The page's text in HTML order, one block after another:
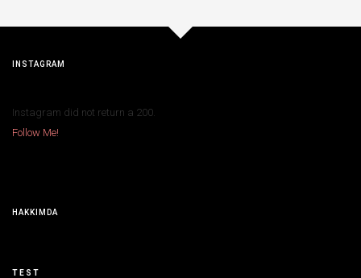
INSTAGRAM
Instagram did not return a 200.
Follow Me!
HAKKIMDA
TEST